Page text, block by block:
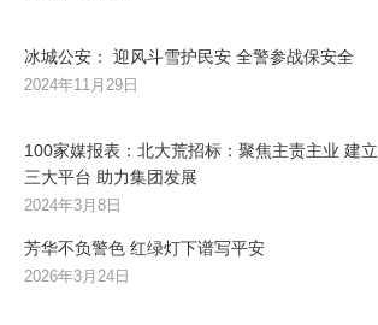
冰城公安： 迎风斗雪护民安 全警参战保安全
2024年11月29日
100家媒报表：北大荒招标：聚焦主责主业 建立
三大平台 助力集团发展
2024年3月8日
芳华不负警色 红绿灯下谱写平安
2026年3月24日